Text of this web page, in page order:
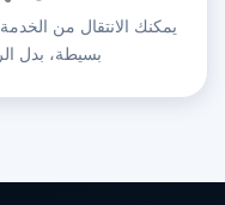
يمكنك الانتقال من
بسيطة، بدل